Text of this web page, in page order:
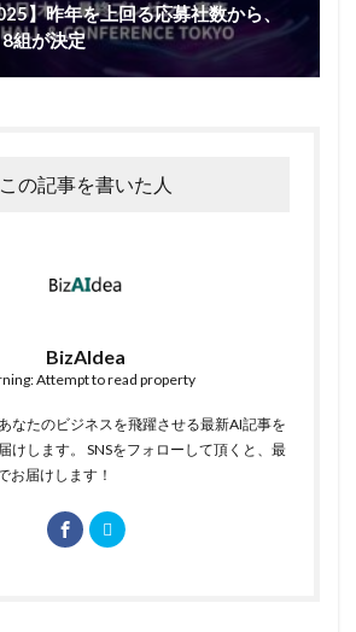
】昨年を上回る応募社数から、
組が決定
この記事を書いた人
BizAIdea
Attempt to read property
なたのビジネスを飛躍させる最新AI記事を
けします。 SNSをフォローして頂くと、最
お届けします！